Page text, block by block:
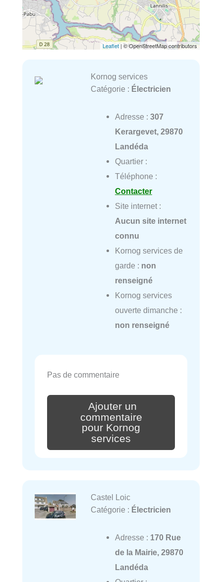
Leaflet | © OpenStreetMap contributors
Kornog services
Catégorie : Électricien
Adresse : 307
Kerargevet, 29870
Landéda
Quartier :
Téléphone :
Contacter
Site internet :
Aucun site internet
connu
Kornog services de
garde : non
renseigné
Kornog services
ouverte dimanche :
non renseigné
Pas de commentaire
Ajouter un
commentaire
pour Kornog
services
Castel Loic
Catégorie : Électricien
Adresse : 170 Rue
de la Mairie, 29870
Landéda